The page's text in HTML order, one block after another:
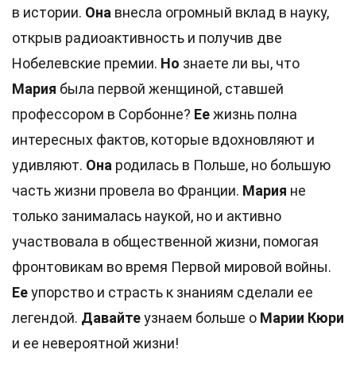
в истории. Она внесла огромный вклад в науку,
открыв радиоактивность и получив две
Нобелевские премии. Но знаете ли вы, что
Мария была первой женщиной, ставшей
профессором в Сорбонне? Еежизнь полна
интересных фактов, которые вдохновляют и
удивляют. Она родилась в Польше, но большую
часть жизни провела во Франции. Мария не
только занималась наукой, но и активно
участвовала в общественной жизни, помогая
фронтовикам во время Первой мировой войны.
Ееупорство и страсть к знаниям сделали ее
легендой. Давайтеузнаем больше о Марии Кюри
и ее невероятной жизни!